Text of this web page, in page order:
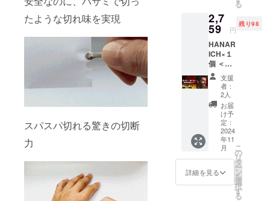
たような切れ味を実現
スパスパ切れる驚きの切断
力
※初期不
良のみ
対応 ※
持ち運
びに便
利な
HANAR
ICH専用
ケース
を、ご
支援い
ただき
ました
方全員
に提供
いたし
ます。
る
2,7
59 円
残り98
HANAR
ICH×１
個 ＜保
証につ
いて＞
万が一
商品が
破損・
汚損し
ていた
場合
は、返
品・交
換をさ
せてい
ただき
支援
者：
2人
お届
け予
定：
2024
年11
月
詳細を見る
こ
の
リ
タ
ー
ン
を
選
択
す
る